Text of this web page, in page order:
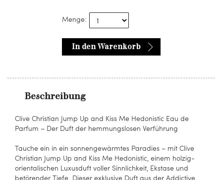
Menge:
In den Warenkorb
Beschreibung
Clive Christian Jump Up and Kiss Me Hedonistic Eau de
Parfum – Der Duft der hemmungslosen Verführung
Tauche ein in ein sonnengewärmtes Paradies – mit Clive
Christian Jump Up and Kiss Me Hedonistic, einem holzig-
orientalischen Luxusduft voller Sinnlichkeit, Ekstase und
betörender Tiefe. Dieser exklusive Duft aus der Addictive